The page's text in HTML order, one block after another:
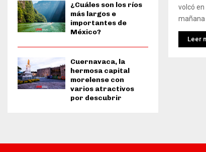
volcó
mañana
Leer
¿Cuáles son los ríos
más largos e
importantes de
México?
Cuernavaca, la
hermosa capital
morelense con
varios atractivos
por descubrir